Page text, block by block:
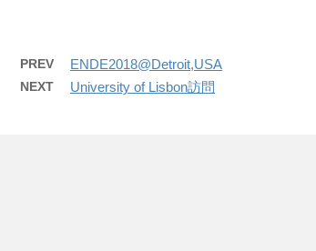
PREV ENDE2018@Detroit,USA
NEXT University of Lisbon訪問